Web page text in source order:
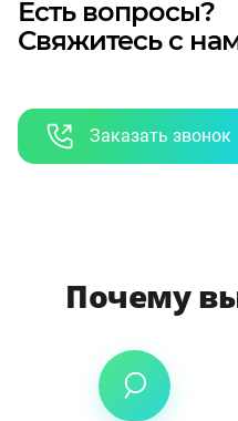
Есть вопросы?
Свяжитесь с
Заказать звонок
Почему